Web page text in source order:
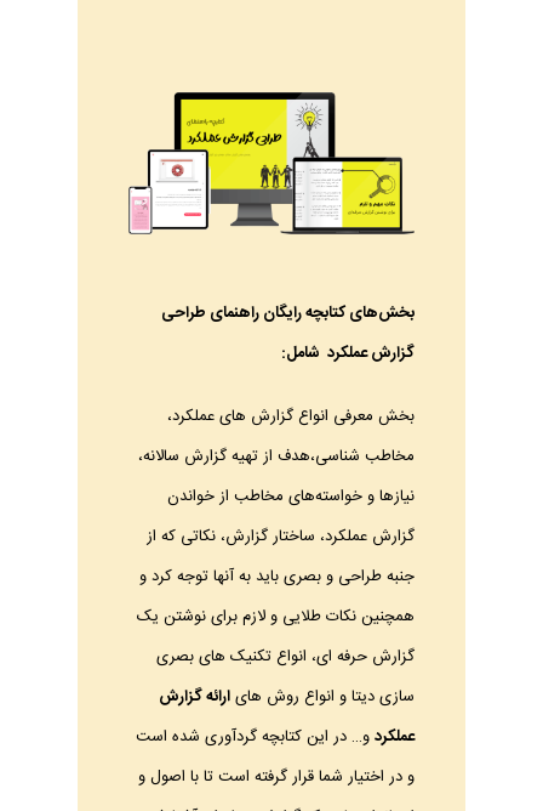
بخش‌های کتابچه رایگان راهنمای طراحی
گزارش عملکرد شامل:
بخش معرفی انواع گزارش های عملکرد،
مخاطب شناسی،هدف از تهیه گزارش سالانه،
نیازها و خواسته‌های مخاطب از خواندن
گزارش عملکرد، ساختار گزارش، نکاتی که از
جنبه طراحی و بصری باید به آنها توجه کرد و
همچنین نکات طلایی و لازم برای نوشتن یک
گزارش حرفه ای، انواع تکنیک های بصری
سازی دیتا و انواع روش هایارائه گزارش
عملکردو… در این کتابچه گردآوری شده است
و در اختیار شما قرار گرفته است تا با اصول و